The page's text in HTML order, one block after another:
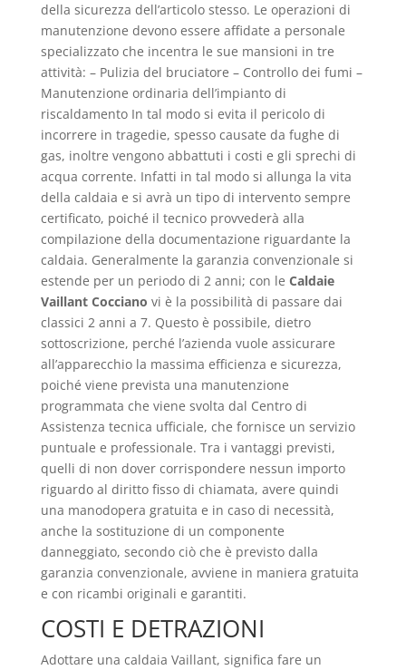
della sicurezza dell’articolo stesso. Le operazioni di
manutenzione devono essere affidate a personale
specializzato che incentra le sue mansioni in tre
attività: – Pulizia del bruciatore – Controllo dei fumi –
Manutenzione ordinaria dell’impianto di
riscaldamento In tal modo si evita il pericolo di
incorrere in tragedie, spesso causate da fughe di
gas, inoltre vengono abbattuti i costi e gli sprechi di
acqua corrente. Infatti in tal modo si allunga la vita
della caldaia e si avrà un tipo di intervento sempre
certificato, poiché il tecnico provvederà alla
compilazione della documentazione riguardante la
caldaia. Generalmente la garanzia convenzionale si
estende per un periodo di 2 anni; con le Caldaie
Vaillant Cocciano vi è la possibilità di passare dai
classici 2 anni a 7. Questo è possibile, dietro
sottoscrizione, perché l’azienda vuole assicurare
all’apparecchio la massima efficienza e sicurezza,
poiché viene prevista una manutenzione
programmata che viene svolta dal Centro di
Assistenza tecnica ufficiale, che fornisce un servizio
puntuale e professionale. Tra i vantaggi previsti,
quelli di non dover corrispondere nessun importo
riguardo al diritto fisso di chiamata, avere quindi
una manodopera gratuita e in caso di necessità,
anche la sostituzione di un componente
danneggiato, secondo ciò che è previsto dalla
garanzia convenzionale, avviene in maniera gratuita
e con ricambi originali e garantiti.
COSTI E DETRAZIONI
Adottare una caldaia Vaillant, significa fare un